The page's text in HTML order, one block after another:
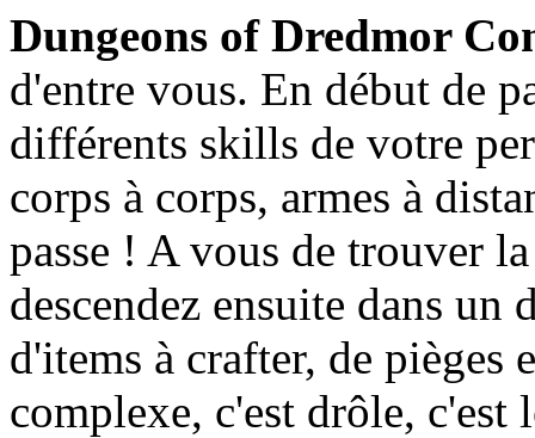
Dungeons of Dredmor
d'entre vous. En début de
différents skills de votre
corps à corps, armes à
passe ! A vous de trouver
descendez ensuite dans
d'items à crafter, de pièges
complexe, c'est drôle, c'est